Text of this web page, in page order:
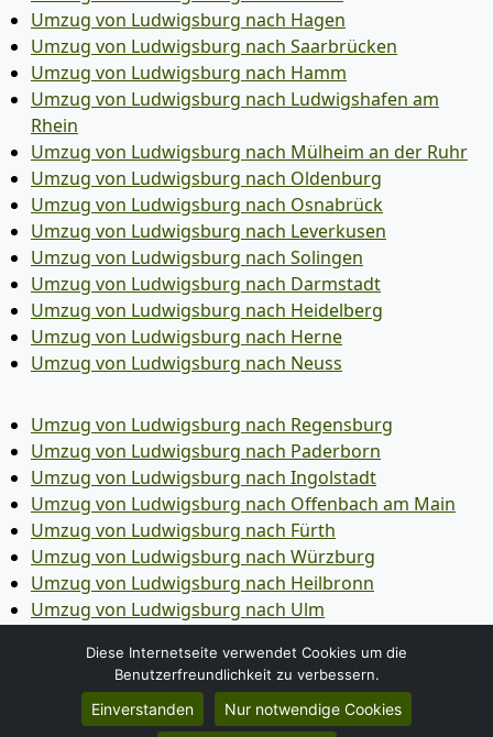
Umzug von Ludwigsburg nach Hagen
Umzug von Ludwigsburg nach Saarbrücken
Umzug von Ludwigsburg nach Hamm
Umzug von Ludwigsburg nach Ludwigshafen am
Rhein
Umzug von Ludwigsburg nach Mülheim an der Ruhr
Umzug von Ludwigsburg nach Oldenburg
Umzug von Ludwigsburg nach Osnabrück
Umzug von Ludwigsburg nach Leverkusen
Umzug von Ludwigsburg nach Solingen
Umzug von Ludwigsburg nach Darmstadt
Umzug von Ludwigsburg nach Heidelberg
Umzug von Ludwigsburg nach Herne
Umzug von Ludwigsburg nach Neuss
Umzug von Ludwigsburg nach Regensburg
Umzug von Ludwigsburg nach Paderborn
Umzug von Ludwigsburg nach Ingolstadt
Umzug von Ludwigsburg nach Offenbach am Main
Umzug von Ludwigsburg nach Fürth
Umzug von Ludwigsburg nach Würzburg
Umzug von Ludwigsburg nach Heilbronn
Umzug von Ludwigsburg nach Ulm
Umzug von Ludwigsburg nach Wolfsburg
Umzug von Ludwigsburg nach Bottrop
Umzug von Ludwigsburg nach Göttingen
Diese Internetseite verwendet Cookies um die
Benutzerfreundlichkeit zu verbessern.
Einverstanden Nur notwendige Cookies